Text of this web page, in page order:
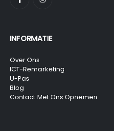
INFORMATIE
Over Ons
ICT-Remarketing
U-Pas
Blog
Contact Met Ons Opnemen